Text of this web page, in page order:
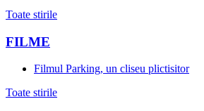
Toate stirile
FILME
Filmul Parking, un cliseu plictisitor
Toate stirile